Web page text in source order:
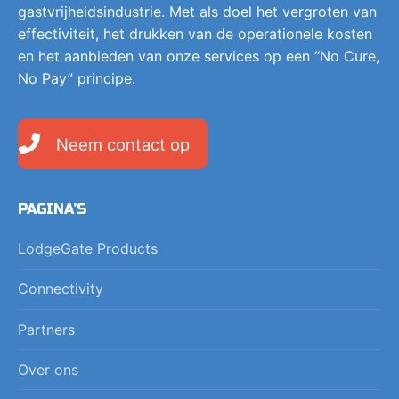
gastvrijheidsindustrie. Met als doel het vergroten van
effectiviteit, het drukken van de operationele kosten
en het aanbieden van onze services op een “No Cure,
No Pay” principe.
Neem contact op
PAGINA’S
LodgeGate Products
Connectivity
Partners
Over ons